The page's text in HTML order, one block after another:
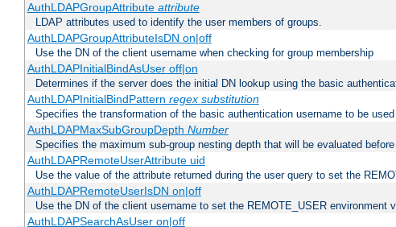
AuthLDAPGroupAttribute attribute
LDAP attributes used to identify the user members of groups.
AuthLDAPGroupAttributeIsDN on|off
Use the DN of the client username when checking for group membership
AuthLDAPInitialBindAsUser off|on
Determines if the server does the initial DN lookup using the basic
AuthLDAPInitialBindPattern regex substitution
Specifies the transformation of the basic authentication username to be
AuthLDAPMaxSubGroupDepth Number
Specifies the maximum sub-group nesting depth that will be evaluated
AuthLDAPRemoteUserAttribute uid
Use the value of the attribute returned during the user query to set the
AuthLDAPRemoteUserIsDN on|off
Use the DN of the client username to set the REMOTE_USER environment
AuthLDAPSearchAsUser on|off